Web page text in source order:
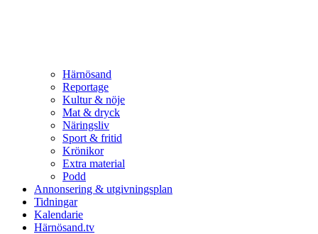
Härnösand
Reportage
Kultur & nöje
Mat & dryck
Näringsliv
Sport & fritid
Krönikor
Extra material
Podd
Annonsering & utgivningsplan
Tidningar
Kalendarie
Härnösand.tv